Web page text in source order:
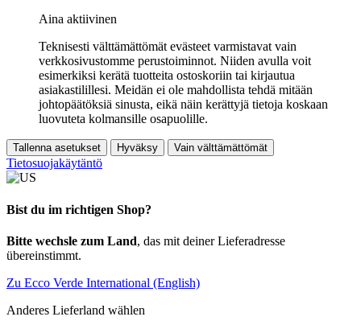
Aina aktiivinen
Teknisesti välttämättömät evästeet varmistavat vain
verkkosivustomme perustoiminnot. Niiden avulla voit
esimerkiksi kerätä tuotteita ostoskoriin tai kirjautua
asiakastilillesi. Meidän ei ole mahdollista tehdä mitään
johtopäätöksiä sinusta, eikä näin kerättyjä tietoja koskaan
luovuteta kolmansille osapuolille.
Tallenna asetukset Hyväksy Vain välttämättömät
Tietosuojakäytäntö
Bist du im richtigen Shop?
Bitte wechsle zum Land, das mit deiner Lieferadresse
übereinstimmt.
Zu Ecco Verde International (English)
Anderes Lieferland wählen